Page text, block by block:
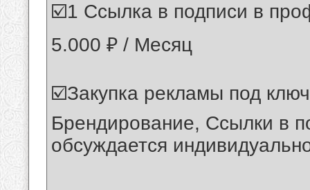
☑️1 Ссылка в подписи в
5.000 ₽ / Месяц
☑️Закупка рекламы под
Брендирование, Ссылки в
обсуждается